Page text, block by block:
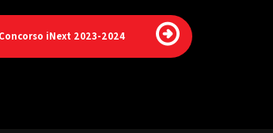
Concorso iNext 2023-2024